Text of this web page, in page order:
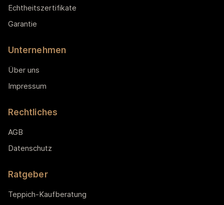
Echtheitszertifikate
Garantie
Unternehmen
Über uns
Impressum
Rechtliches
AGB
Datenschutz
Ratgeber
Teppich-Kaufberatung